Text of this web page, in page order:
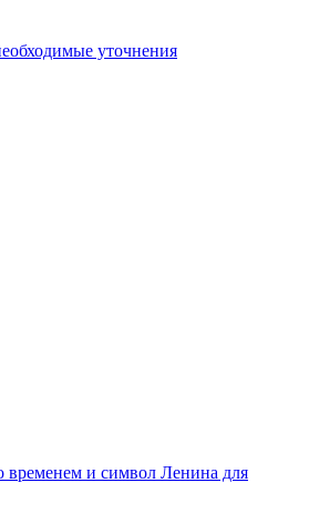
уточнения
временем и символ Ленина для